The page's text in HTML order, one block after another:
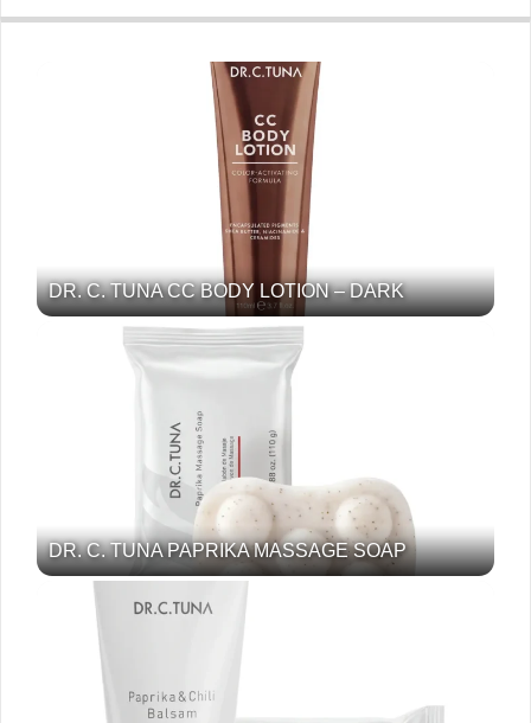
DR. C. TUNA CC BODY LOTION – DARK
DR. C. TUNA PAPRIKA MASSAGE SOAP